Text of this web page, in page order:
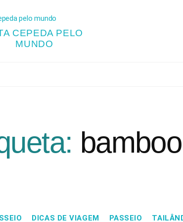
CEPEDA PELO
MUNDO
bamboo
DICAS DE VIAGEM PASSEIO